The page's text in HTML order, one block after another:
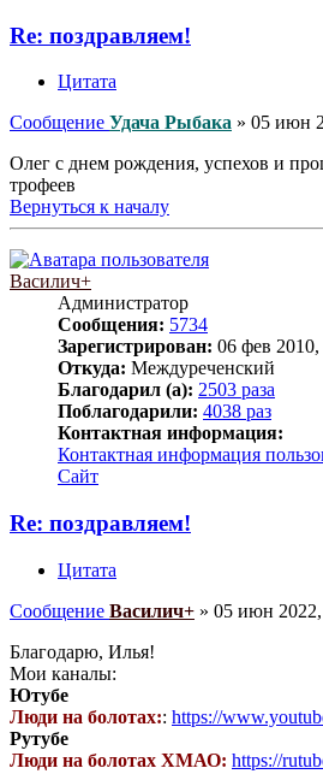
Re: поздравляем!
Цитата
Сообщение Удача Рыбака » 05 июн
Олег с днем рождения, успехов и
трофеев
Вернуться к началу
Василич+
Администратор
Сообщения: 5734
Зарегистрирован: 06 фев
Откуда: Междуреченский
Благодарил (а): 2503 раза
Поблагодарили: 4038 раз
Контактная информация:
Контактная информация
Сайт
Re: поздравляем!
Цитата
Сообщение Василич+ » 05 июн
Благодарю, Илья!
Мои каналы:
Ютубе
Люди на болотах:: https://
Рутубе
Люди на болотах ХМАО: https://